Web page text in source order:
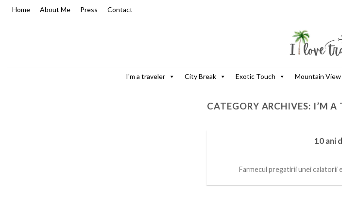
SkipHome About Me Press Contact
I'm a traveler City Break Exotic Touch Mountain View
CATEGORY ARCHIVES: I’M A
10 ani
Farmecul pregatirii unei calatorii